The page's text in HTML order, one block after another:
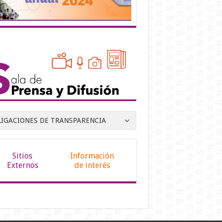
DE TRANSPARENCIA
Sitios
Externos
Información
de interés